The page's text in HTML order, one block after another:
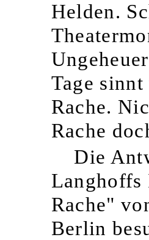
Helden.
Tage
Rache.
Rache
Die
Langhoffs
Rache"
Berlin